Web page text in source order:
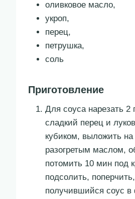
оливковое масло,
укроп,
перец,
петрушка,
соль
Приготовление
Для соуса нарезать 2
сладкий перец и
кубиком, выложить на
разогретым маслом,
потомить 10 мин под
подсолить,
получившийся соус